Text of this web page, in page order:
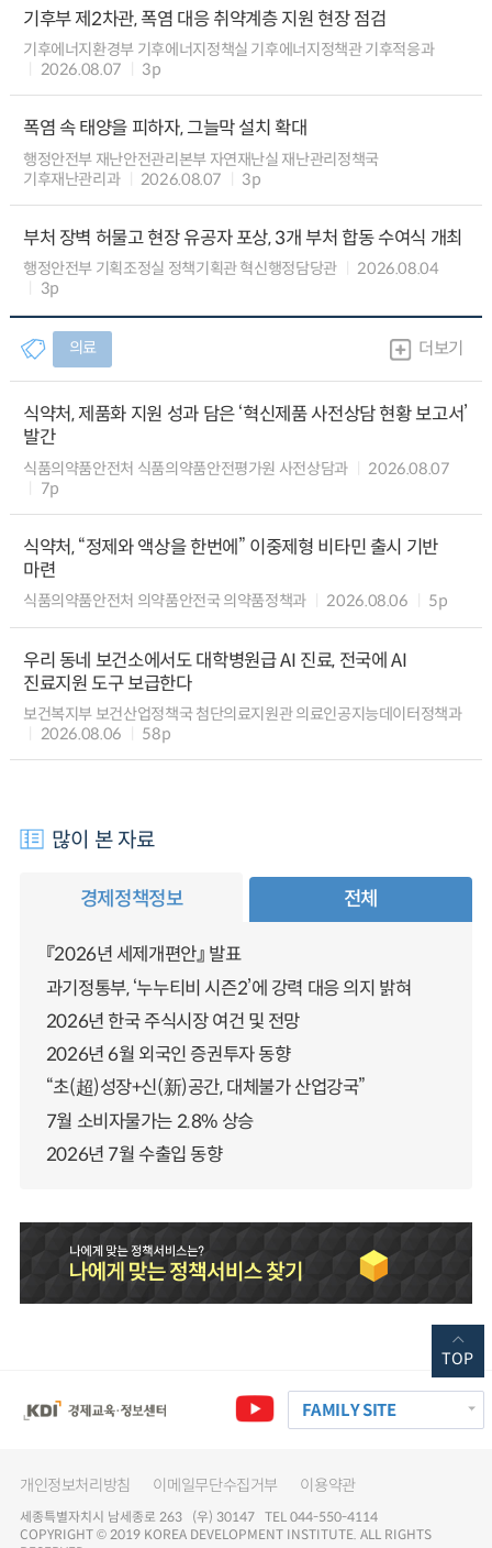
기후부 제2차관, 폭염 대응 취약계층 지원 현장 점검
기후에너지환경부 기후에너지정책실 기후에너지정책관 기후적응과
2026.08.07
3p
폭염 속 태양을 피하자, 그늘막 설치 확대
행정안전부 재난안전관리본부 자연재난실 재난관리정책국
기후재난관리과
2026.08.07 3p
부처 장벽 허물고 현장 유공자 포상, 3개 부처 합동 수여식 개최
행정안전부 기획조정실 정책기획관 혁신행정담당관
2026.08.04
3p
의료 더보기
식약처, 제품화 지원 성과 담은 ‘혁신제품 사전상담 현황 보고서’
발간
식품의약품안전처 식품의약품안전평가원 사전상담과
2026.08.07
7p
식약처, “정제와 액상을 한번에” 이중제형 비타민 출시 기반
마련
식품의약품안전처 의약품안전국 의약품정책과 2026.08.06 5p
우리 동네 보건소에서도 대학병원급 AI 진료, 전국에 AI
진료지원 도구 보급한다
보건복지부 보건산업정책국 첨단의료지원관 의료인공지능데이터정책과
2026.08.06
58p
많이 본 자료
경제정책정보 전체
『2026년 세제개편안』 발표
과기정통부, ‘누누티비 시즌2’에 강력 대응 의지 밝혀
2026년 한국 주식시장 여건 및 전망
2026년 6월 외국인 증권투자 동향
“초(超)성장+신(新)공간, 대체불가 산업강국”
7월 소비자물가는 2.8% 상승
2026년 7월 수출입 동향
FAMILY SITE
개인정보처리방침 이메일무단수집거부 이용약관
세종특별자치시 남세종로 263 (우) 30147 TEL 044-550-4114
COPYRIGHT © 2019 KOREA DEVELOPMENT INSTITUTE. ALL RIGHTS
TOP